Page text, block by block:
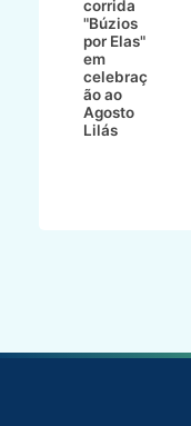
corrida
"Búzios
por Elas"
em
celebraç
ão ao
Agosto
Lilás